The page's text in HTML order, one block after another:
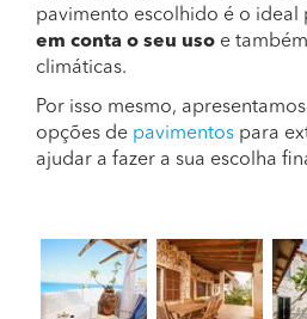
pavimento escolhido é o ideal
em conta o seu uso e
climáticas.
Por isso mesmo,
opções de pavimentos para
ajudar a fazer a sua escolha